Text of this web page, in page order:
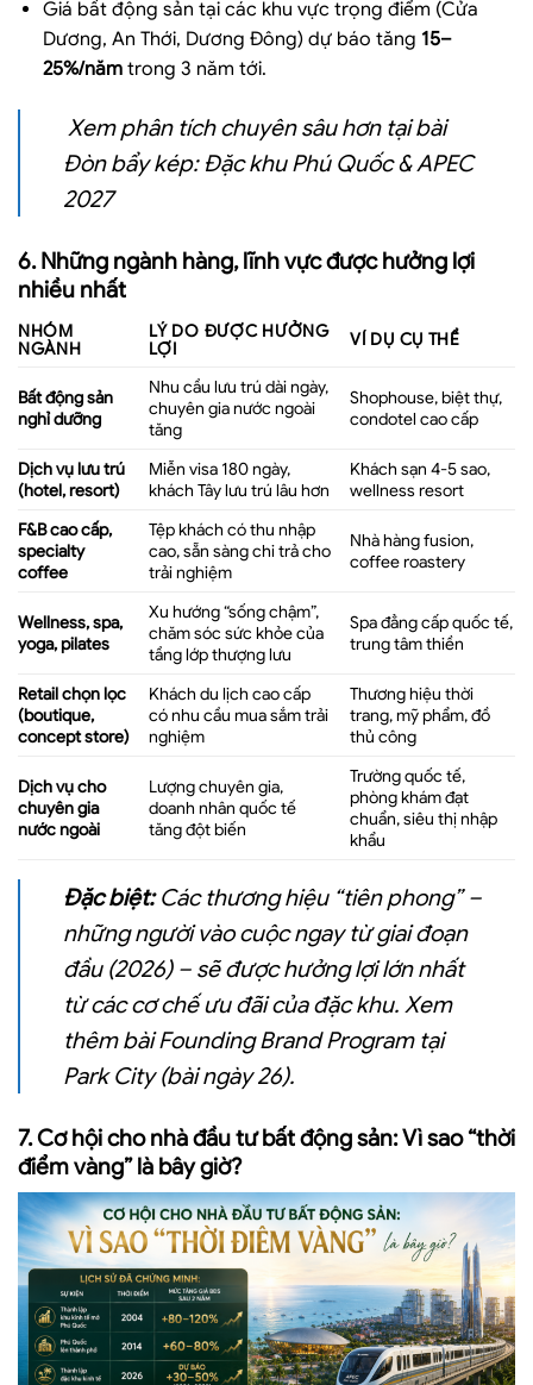
Giá bất động sản tại các khu vực trọng điểm (Cửa
Dương, An Thới, Dương Đông) dự báo tăng 15–
25%/nămtrong 3 năm tới.
Xem phân tích chuyên sâu hơn tại bài
Đòn bẩy kép: Đặc khu Phú Quốc & APEC
2027
6. Những ngành hàng, lĩnh vực được hưởng lợi
nhiều nhất
NHÓM
NGÀNH
LÝ DO ĐƯỢC HƯỞNG
LỢI
VÍ DỤ CỤ THỂ
Bất động sản
nghỉ dưỡng
Nhu cầu lưu trú dài ngày,
chuyên gia nước ngoài
tăng
Shophouse, biệt thự,
condotel cao cấp
Dịch vụ lưu trú
(hotel, resort)
Miễn visa 180 ngày,
khách Tây lưu trú lâu hơn
Khách sạn 4-5 sao,
wellness resort
F&B cao cấp,
specialty
coffee
Tệp khách có thu nhập
cao, sẵn sàng chi trả cho
trải nghiệm
Nhà hàng fusion,
coffee roastery
Wellness, spa,
yoga, pilates
Xu hướng “sống chậm”,
chăm sóc sức khỏe của
tầng lớp thượng lưu
Spa đẳng cấp quốc tế,
trung tâm thiền
Retail chọn lọc
(boutique,
concept store)
Khách du lịch cao cấp
có nhu cầu mua sắm trải
nghiệm
Thương hiệu thời
trang, mỹ phẩm, đồ
thủ công
Dịch vụ cho
chuyên gia
nước ngoài
Lượng chuyên gia,
doanh nhân quốc tế
tăng đột biến
Trường quốc tế,
phòng khám đạt
chuẩn, siêu thị nhập
khẩu
Đặc biệt:Các thương hiệu “tiên phong” –
những người vào cuộc ngay từ giai đoạn
đầu (2026) – sẽ được hưởng lợi lớn nhất
từ các cơ chế ưu đãi của đặc khu. Xem
thêm bàiFounding Brand Program tại
Park City(bài ngày 26).
7. Cơ hội cho nhà đầu tư bất động sản: Vì sao “thời
điểm vàng” là bây giờ?